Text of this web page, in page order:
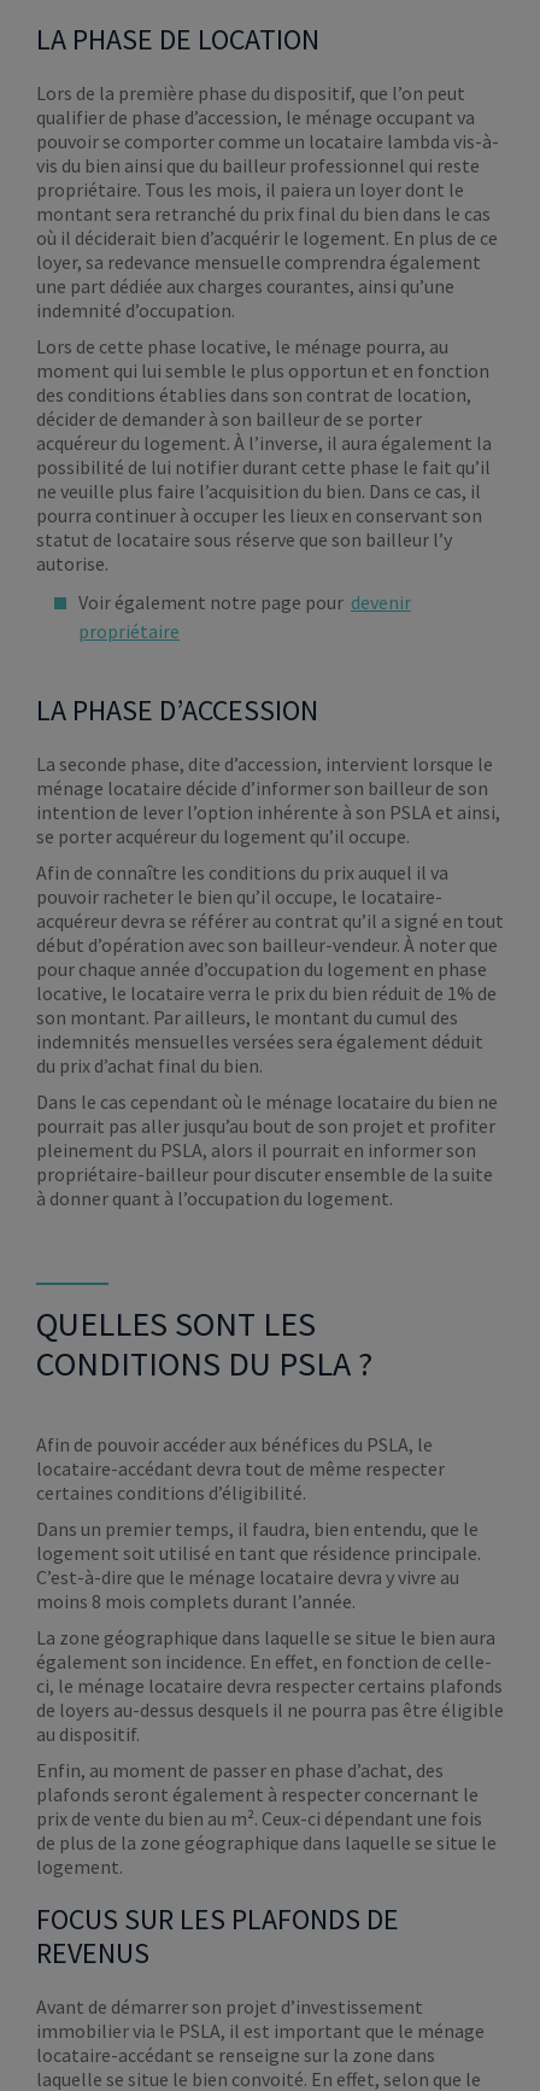
LA PHASE DE LOCATION
Lors de la première phase du dispositif, que l’on peut
qualifier de phase d’accession, le ménage occupant va
pouvoir se comporter comme un locataire lambda vis-à-
vis du bien ainsi que du bailleur professionnel qui reste
propriétaire. Tous les mois, il paiera un loyer dont le
montant sera retranché du prix final du bien dans le cas
où il déciderait bien d’acquérir le logement. En plus de ce
loyer, sa redevance mensuelle comprendra également
une part dédiée aux charges courantes, ainsi qu’une
indemnité d’occupation.
Lors de cette phase locative, le ménage pourra, au
moment qui lui semble le plus opportun et en fonction
des conditions établies dans son contrat de location,
décider de demander à son bailleur de se porter
acquéreur du logement. À l’inverse, il aura également la
possibilité de lui notifier durant cette phase le fait qu’il
ne veuille plus faire l’acquisition du bien. Dans ce cas, il
pourra continuer à occuper les lieux en conservant son
statut de locataire sous réserve que son bailleur l’y
autorise.
Voir également notre page pour devenir
propriétaire
LA PHASE D’ACCESSION
La seconde phase, dite d’accession, intervient lorsque le
ménage locataire décide d’informer son bailleur de son
intention de lever l’option inhérente à son PSLA et ainsi,
se porter acquéreur du logement qu’il occupe.
Afin de connaître les conditions du prix auquel il va
pouvoir racheter le bien qu’il occupe, le locataire-
acquéreur devra se référer au contrat qu’il a signé en tout
début d’opération avec son bailleur-vendeur. À noter que
pour chaque année d’occupation du logement en phase
locative, le locataire verra le prix du bien réduit de 1% de
son montant. Par ailleurs, le montant du cumul des
indemnités mensuelles versées sera également déduit
du prix d’achat final du bien.
Dans le cas cependant où le ménage locataire du bien ne
pourrait pas aller jusqu’au bout de son projet et profiter
pleinement du PSLA, alors il pourrait en informer son
propriétaire-bailleur pour discuter ensemble de la suite
à donner quant à l’occupation du logement.
QUELLES SONT LES
CONDITIONS DU PSLA ?
Afin de pouvoir accéder aux bénéfices du PSLA, le
locataire-accédant devra tout de même respecter
certaines conditions d’éligibilité.
Dans un premier temps, il faudra, bien entendu, que le
logement soit utilisé en tant que résidence principale.
C’est-à-dire que le ménage locataire devra y vivre au
moins 8 mois complets durant l’année.
La zone géographique dans laquelle se situe le bien aura
également son incidence. En effet, en fonction de celle-
ci, le ménage locataire devra respecter certains plafonds
de loyers au-dessus desquels il ne pourra pas être éligible
au dispositif.
Enfin, au moment de passer en phase d’achat, des
plafonds seront également à respecter concernant le
prix de vente du bien au m². Ceux-ci dépendant une fois
de plus de la zone géographique dans laquelle se situe le
logement.
FOCUS SUR LES PLAFONDS DE
REVENUS
Avant de démarrer son projet d’investissement
immobilier via le PSLA, il est important que le ménage
locataire-accédant se renseigne sur la zone dans
laquelle se situe le bien convoité. En effet, selon que le